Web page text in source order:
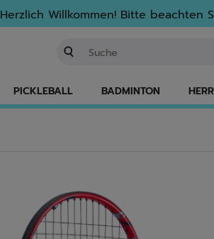
Herzlich Willkommen! Bitte beachten
PICKLEBALL BADMINTON